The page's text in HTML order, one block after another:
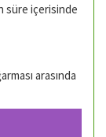
süre içerisinde
arasında